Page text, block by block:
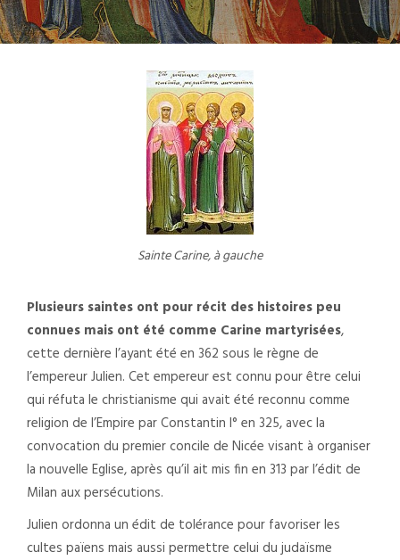
Sainte Carine, à gauche
Plusieurs saintes ont pour récit des histoires peu
connues mais ont été comme Carine martyrisées,
cette dernière l’ayant été en 362 sous le règne de
l’empereur Julien. Cet empereur est connu pour être celui
qui réfuta le christianisme qui avait été reconnu comme
religion de l’Empire par Constantin I° en 325, avec la
convocation du premier concile de Nicée visant à organiser
la nouvelle Eglise, après qu’il ait mis fin en 313 par l’édit de
Milan aux persécutions.
Julien ordonna un édit de tolérance pour favoriser les
cultes païens mais aussi permettre celui du judaïsme